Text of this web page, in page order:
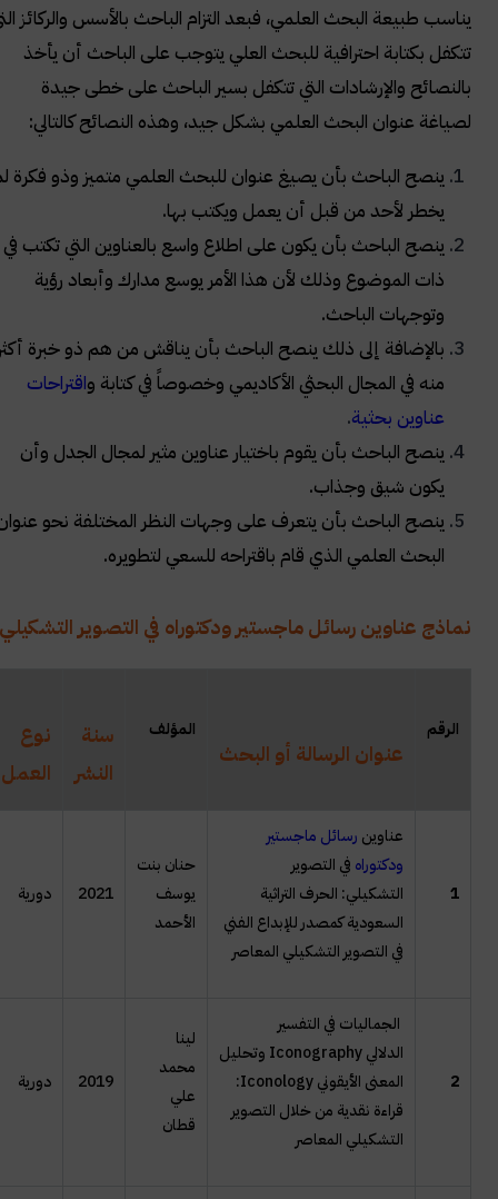
يناسب طبيعة البحث العلمي، فبعد التزام الباحث بالأسس والركائز التي
تتكفل بكتابة احترافية للبحث العلي يتوجب على الباحث أن يأخذ
بالنصائح والإرشادات التي تتكفل بسير الباحث على خطى جيدة
لصياغة عنوان البحث العلمي بشكل جيد، وهذه النصائح كالتالي:
ينصح الباحث بأن يصيغ عنوان للبحث العلمي متميز وذو فكرة لم
يخطر لأحد من قبل أن يعمل ويكتب بها.
ينصح الباحث بأن يكون على اطلاع واسع بالعناوين التي تكتب في
ذات الموضوع وذلك لأن هذا الأمر يوسع مدارك وأبعاد رؤية
وتوجهات الباحث.
بالإضافة إلى ذلك ينصح الباحث بأن يناقش من هم ذو خبرة أكثر
منه في المجال البحثي الأكاديمي وخصوصاً في كتابة و اقتراحات
عناوين بحثية.
ينصح الباحث بأن يقوم باختيار عناوين مثير لمجال الجدل وأن
يكون شيق وجذاب.
ينصح الباحث بأن يتعرف على وجهات النظر المختلفة نحو عنوان
البحث العلمي الذي قام باقتراحه للسعي لتطويره. ​
نماذج عناوين رسائل ماجستير ودكتوراه في التصوير التشكيلي:
الرقم
عنوان الرسالة أو البحث
المؤلف
سنة
النشر
نوع
العمل
عناوينرسائل ماجستير
ودكتوراهفي التصوير
التشكيلي: الحرف التراثية
السعودية كمصدر للإبداع الفني
في التصوير التشكيلي المعاصر
حنان بنت
يوسف
الأحمد
2021 دورية
الجماليات في التفسير
الدلاليIconographyوتحليل
المعنى الأيقونيIconology
:
قراءة نقدية من خلال التصوير
التشكيلي المعاصر
لينا
محمد
علي
قطان
2019 دورية